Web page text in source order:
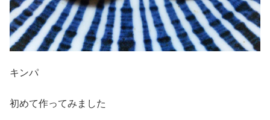
キンパ
初めて作ってみました